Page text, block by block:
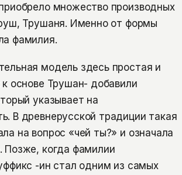
множество производных
Трушаня. Именно от формы
фамилия.
модель здесь простая и
к основе Трушан- добавили
указывает на
В древнерусской традиции такая
на вопрос «чей ты?» и означала
Позже, когда фамилии
-ин стал одним из самых